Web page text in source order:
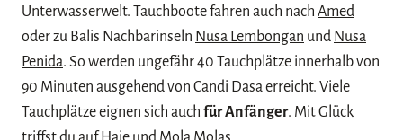
Unterwasserwelt. Tauchboote fahren auch nach Amed
oder zu Balis Nachbarinseln Nusa Lembongan und Nusa
Penida. So werden ungefähr 40 Tauchplätze innerhalb von
90 Minuten ausgehend von Candi Dasa erreicht. Viele
Tauchplätze eignen sich auch für Anfänger. Mit Glück